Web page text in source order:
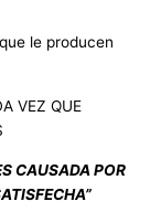
le producen
VEZ QUE
CAUSADA POR